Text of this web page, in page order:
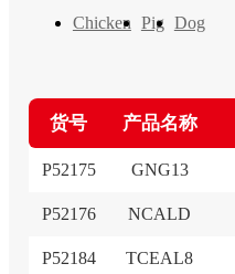
Chicken Pig Dog
货号 产品名称
P52175 GNG13
P52176 NCALD
P52184 TCEAL8